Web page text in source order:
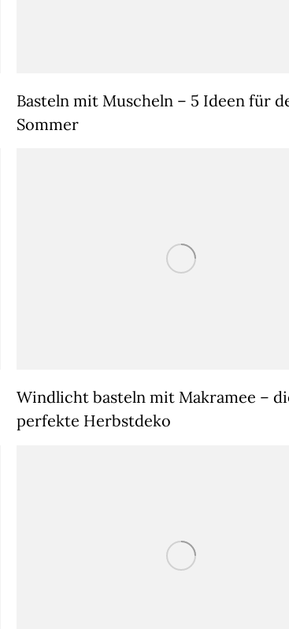
Basteln mit Muscheln – 5 Ideen für
Sommer
Windlicht basteln mit Makramee –
perfekte Herbstdeko